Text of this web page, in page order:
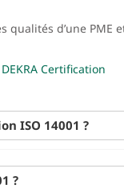
d’une PME
Certification
ISO 14001 ?
?